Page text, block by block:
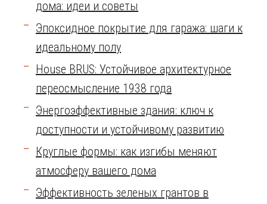
дома: идеи и советы
Эпоксидное покрытие для гаража: шаги к
идеальному полу
House BRUS: Устойчивое архитектурное
переосмысление 1938 года
Энергоэффективные здания: ключ к
доступности и устойчивому развитию
Круглые формы: как изгибы меняют
атмосферу вашего дома
Эффективность зеленых грантов в